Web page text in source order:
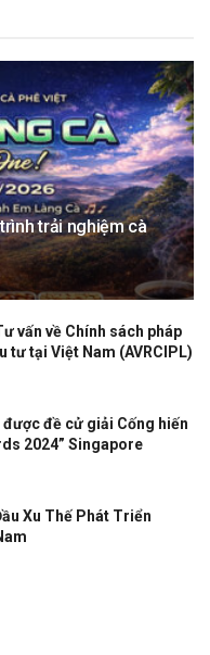
trải nghiệm cà
vấn về Chính sách pháp
tư tại Việt Nam (AVRCIPL)
đề cử giải Cống hiến
2024” Singapore
Xu Thế Phát Triển